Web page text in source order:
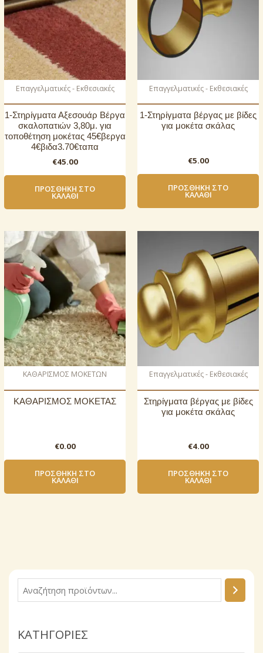
ν
ζ
ΚΑΤΗΓΟΡΙΕΣ
Επαγγελματικές - Εκθεσιακές
1-Στηρίγματα Αξεσουάρ Βέργα
σκαλοπατιών 3,80μ. για
τοποθέτηση μοκέτας 45€βεργα
4€βιδα3.70€ταπα
€45.00
ΠΡΟΣΘΉΚΗ ΣΤΟ
ΚΑΛΆΘΙ
Επαγγελματικές - Εκθεσιακές
1-Στηρίγματα βέργας με βίδες
για μοκέτα σκάλας
€5.00
ΠΡΟΣΘΉΚΗ ΣΤΟ
ΚΑΛΆΘΙ
ΚΑΘΑΡΙΣΜΟΣ ΜΟΚΕΤΩΝ
ΚΑΘΑΡΙΣΜΟΣ ΜΟΚΕΤΑΣ
€0.00
ΠΡΟΣΘΉΚΗ ΣΤΟ
ΚΑΛΆΘΙ
Επαγγελματικές - Εκθεσιακές
Στηρίγματα βέργας με βίδες
για μοκέτα σκάλας
€4.00
ΠΡΟΣΘΉΚΗ ΣΤΟ
ΚΑΛΆΘΙ